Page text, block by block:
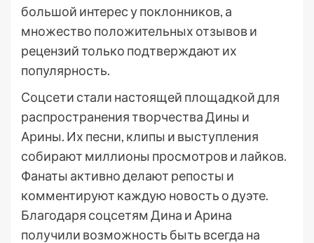
большой интерес у поклонников, а
множество положительных отзывов и
рецензий только подтверждают их
популярность.
Соцсети стали настоящей площадкой для
распространения творчества Дины и
Арины. Их песни, клипы и выступления
собирают миллионы просмотров и лайков.
Фанаты активно делают репосты и
комментируют каждую новость о дуэте.
Благодаря соцсетям Дина и Арина
получили возможность быть всегда на